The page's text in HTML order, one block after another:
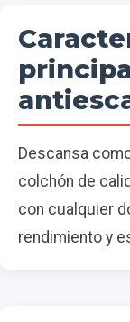
Descansa
colchón de
con cualquier
rendimiento y